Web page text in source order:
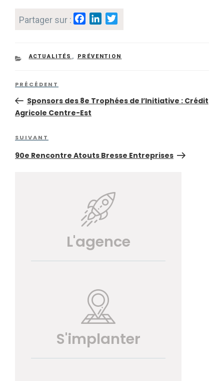
Partager sur :
e
k
k
n
t
CATEGORIES
ACTUALITÉS , PRÉVENTION
Navigation
de
l’article
Article
précédent
PRÉCÉDENT
Sponsors des 8e Trophées de l’Initiative : Crédit
Agricole Centre-Est
Article
suivant
SUIVANT
90e Rencontre Atouts Bresse Entreprises
L'agence
S'implanter